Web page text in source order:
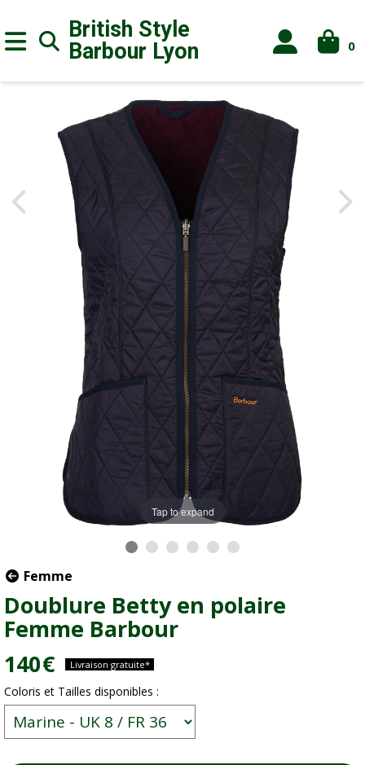
British Style
Barbour Lyon 0
Tap to expand
Femme
Doublure Betty en polaire
Femme Barbour
140€ Livraison gratuite*
Coloris et Tailles disponibles :